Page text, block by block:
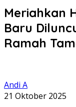
Meriahkan
Baru
Ramah
Andi A
21 Oktober 2025